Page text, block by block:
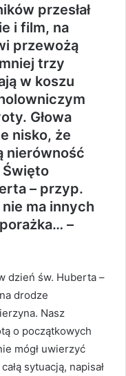
przesłał
i film, na
przewożą
trzy
w koszu
Głowa
nisko, że
nierówność
Święto
– przyp.
ma innych
–
dzień św. Huberta –
drodze
Nasz
o początkowych
mógł uwierzyć
sytuacją, napisał